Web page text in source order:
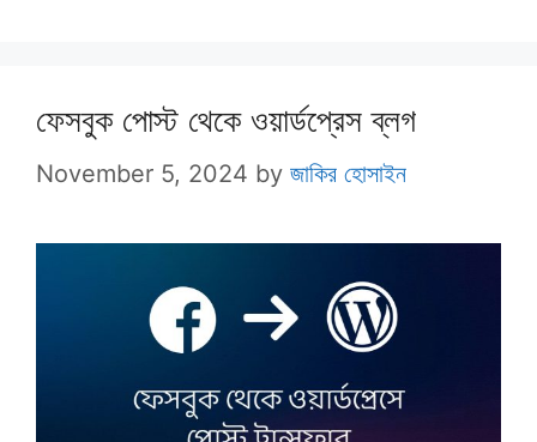
ফেসবুক পোস্ট থেকে ওয়ার্ডপ্রেস ব্লগ
November 5, 2024 by জাকির হোসাইন